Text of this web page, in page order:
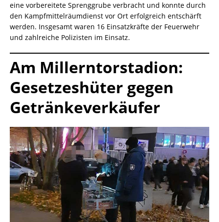
eine vorbereitete Sprenggrube verbracht und konnte durch
den Kampfmittelräumdienst vor Ort erfolgreich entschärft
werden. Insgesamt waren 16 Einsatzkräfte der Feuerwehr
und zahlreiche Polizisten im Einsatz.
Am Millerntorstadion:
Gesetzeshüter gegen
Getränkeverkäufer